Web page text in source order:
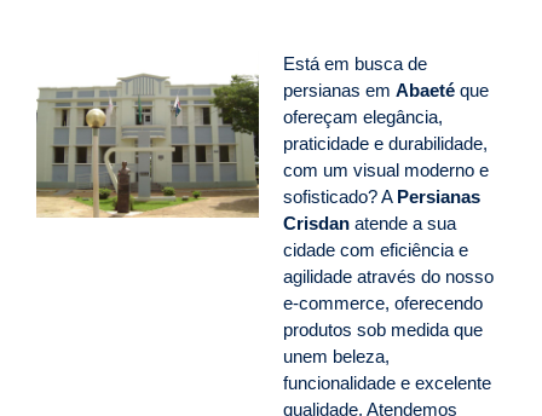
Está em busca de
persianas em Abaeté que
ofereçam elegância,
praticidade e durabilidade,
com um visual moderno e
sofisticado? A Persianas
Crisdan atende a sua
cidade com eficiência e
agilidade através do nosso
e-commerce, oferecendo
produtos sob medida que
unem beleza,
funcionalidade e excelente
qualidade. Atendemos